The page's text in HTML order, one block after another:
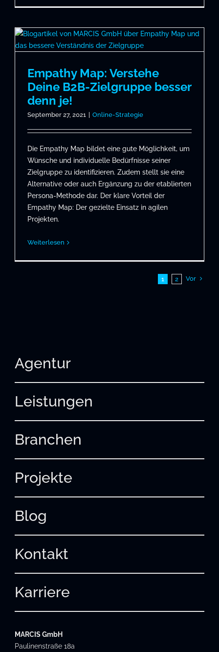
Empathy Map: Verstehe
Deine B2B-Zielgruppe besser
denn je!
September 27, 2021 Online-Strategie
Die Empathy Map bildet eine gute Möglichkeit, um
Wünsche und individuelle Bedürfnisse seiner
Zielgruppe zu identifizieren. Zudem stellt sie eine
Alternative oder auch Ergänzung zu der etablierten
Persona-Methode dar. Der klare Vorteil der
Empathy Map: Der gezielte Einsatz in agilen
Projekten.
Weiterlesen
1 2 Vor
MARCIS GmbH
Paulinenstraße 18a
Agentur
Leistungen
Branchen
Projekte
Blog
Kontakt
Karriere